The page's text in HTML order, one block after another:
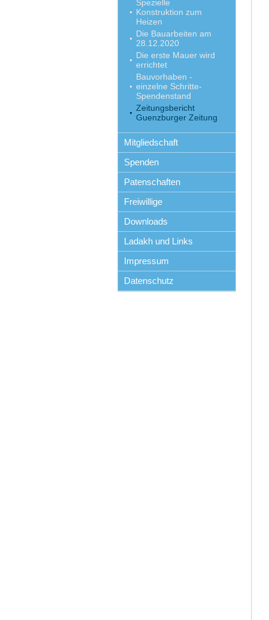
Spezielle
Konstruktion zum
Heizen
Die Bauarbeiten am
28.12.2020
Die erste Mauer wird
errichtet
Bauvorhaben -
einzelne Schritte-
Spendenstand
Zeitungsbericht
Guenzburger Zeitung
Mitgliedschaft
Spenden
Patenschaften
Freiwillige
Downloads
Ladakh und Links
Impressum
Datenschutz